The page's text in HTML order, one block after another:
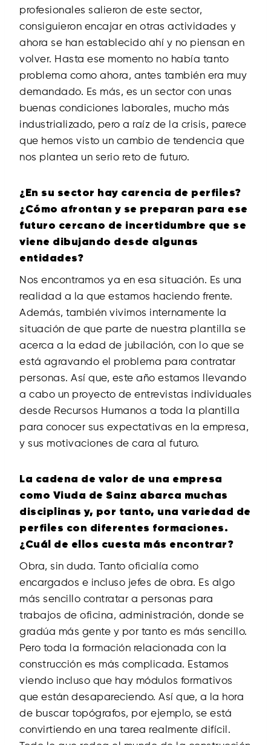
profesionales salieron de este sector,
consiguieron encajar en otras actividades y
ahora se han establecido ahí y no piensan en
volver. Hasta ese momento no había tanto
problema como ahora, antes también era muy
demandado. Es más, es un sector con unas
buenas condiciones laborales, mucho más
industrializado, pero a raíz de la crisis, parece
que hemos visto un cambio de tendencia que
nos plantea un serio reto de futuro.
¿En su sector hay carencia de perfiles?
¿Cómo afrontan y se preparan para ese
futuro cercano de incertidumbre que se
viene dibujando desde algunas
entidades?
Nos encontramos ya en esa situación. Es una
realidad a la que estamos haciendo frente.
Además, también vivimos internamente la
situación de que parte de nuestra plantilla se
acerca a la edad de jubilación, con lo que se
está agravando el problema para contratar
personas. Así que, este año estamos llevando
a cabo un proyecto de entrevistas individuales
desde Recursos Humanos a toda la plantilla
para conocer sus expectativas en la empresa,
y sus motivaciones de cara al futuro.
La cadena de valor de una empresa
como Viuda de Sainz abarca muchas
disciplinas y, por tanto, una variedad de
perfiles con diferentes formaciones.
¿Cuál de ellos cuesta más encontrar?
Obra, sin duda. Tanto oficialía como
encargados e incluso jefes de obra. Es algo
más sencillo contratar a personas para
trabajos de oficina, administración, donde se
gradúa más gente y por tanto es más sencillo.
Pero toda la formación relacionada con la
construcción es más complicada. Estamos
viendo incluso que hay módulos formativos
que están desapareciendo. Así que, a la hora
de buscar topógrafos, por ejemplo, se está
convirtiendo en una tarea realmente difícil.